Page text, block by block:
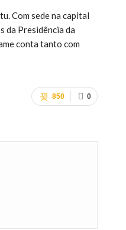
Com sede na capital
da Presidência da
conta tanto com
0
850